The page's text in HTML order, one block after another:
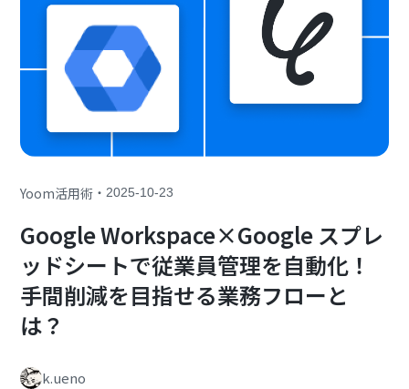
Yoom活用術 ・2025-10-23
Google Workspace×Google スプレ
ッドシートで従業員管理を自動化！
手間削減を目指せる業務フローと
は？
k.ueno